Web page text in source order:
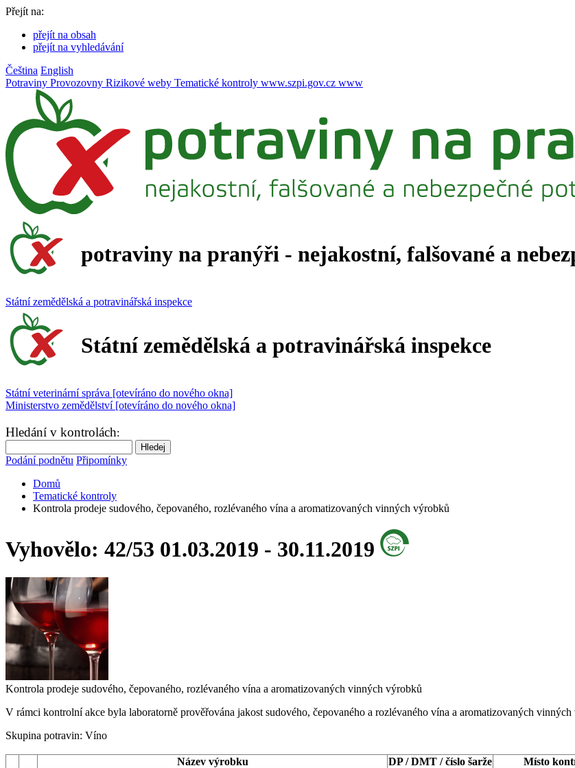
Přejít na:
přejít na obsah
přejít na vyhledávání
Čeština English
Potraviny Provozovny Rizikové weby Tematické kontroly www.szpi.gov.cz www
potraviny na pranýři - nejakostní, falšované a
Státní zemědělská a potravinářská inspekce
Státní zemědělská a potravinářská inspekce
Státní veterinární správa [otevíráno do nového okna]
Ministerstvo zemědělství [otevíráno do nového okna]
Hledání v kontrolách:
Podání podnětu Připomínky
Domů
Tematické kontroly
Kontrola prodeje sudového, čepovaného, rozlévaného vína a aromatizovaných vinných výrobků
Vyhovělo: 42/53 01.03.2019 - 30.11.2019
Kontrola prodeje sudového, čepovaného, rozlévaného vína a aromatizovaných vinných výrobků
V rámci kontrolní akce byla laboratorně prověřována jakost sudového, čepovaného a rozlévaného vína a aromatizovaných
Skupina potravin: Víno
Název výrobku DP / DMT / číslo šarže Místo